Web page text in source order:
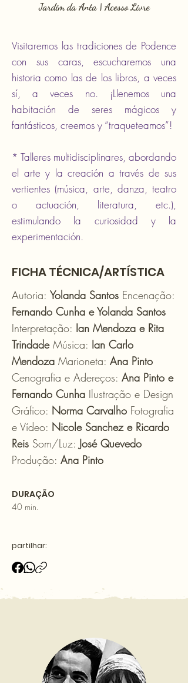
Jardim da Anta | Acesso Livre
Visitaremos las tradiciones de Podence
con sus caras, escucharemos una
historia como las de los libros, a veces
sí, a veces no. ¡Llenemos una
habitación de seres mágicos y
fantásticos, creemos y “traqueteamos”!
* Talleres multidisciplinares, abordando
el arte y la creación a través de sus
vertientes (música, arte, danza, teatro
o actuación, literatura, etc.),
estimulando la curiosidad y la
experimentación.
FICHA TÉCNICA/ARTÍSTICA
Autoria: Yolanda Santos Encenação:
Fernando Cunha e Yolanda Santos
Interpretação: Ian Mendoza e Rita
Trindade Música: Ian Carlo
Mendoza Marioneta: Ana Pinto
Cenografia e Adereços: Ana Pinto e
Fernando Cunha Ilustração e Design
Gráfico: Norma Carvalho Fotografia
e Vídeo: Nicole Sanchez e Ricardo
Reis Som/Luz: José Quevedo
Produção: Ana Pinto
DURAÇÃO
40 min.
partilhar: